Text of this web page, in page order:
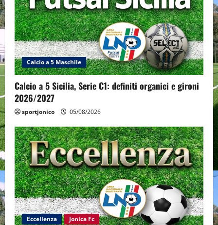
Calcio a 5 Maschile
Calcio a 5 Sicilia, Serie C1: definiti organici e gironi
2026/2027
sportjonico 05/08/2026
Eccellenza Jonica Fc